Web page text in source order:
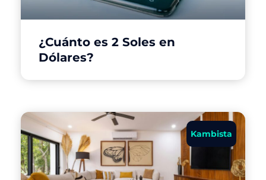
¿Cuánto es 2 Soles en
Dólares?
Kambista